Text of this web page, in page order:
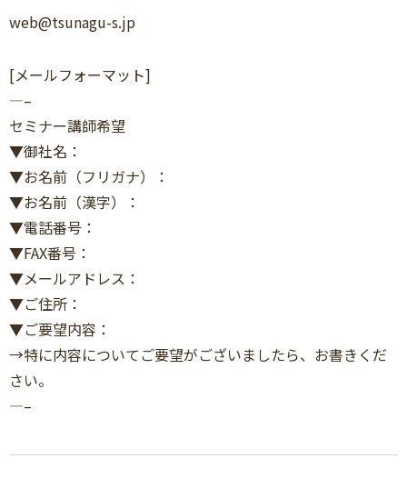
web@tsunagu-s.jp
[メールフォーマット]
—–
セミナー講師希望
▼御社名：
▼お名前（フリガナ）：
▼お名前（漢字）：
▼電話番号：
▼FAX番号：
▼メールアドレス：
▼ご住所：
▼ご要望内容：
→特に内容についてご要望がございましたら、お書きくだ
さい。
—–